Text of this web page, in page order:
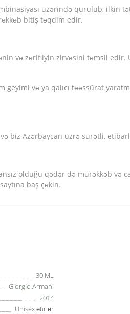
üzərində qurulub, ilkin
bitiş təqdim edir.
və zərifliyin zirvəsini təmsil edir.
geyimi və ya qalıcı təəssürat
biz Azərbaycan üzrə sürətli,
olduğu qədər də mürəkkəb
baş çəkin.
30 ML
Giorgio Armani
2014
Unisex ətirlər